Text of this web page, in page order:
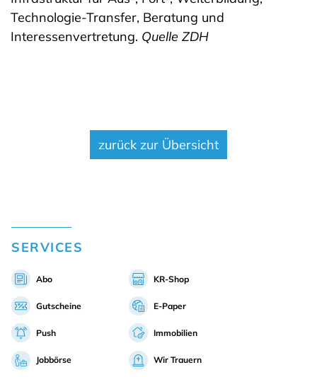
Technologie-Transfer, Beratung und
Interessenvertretung. Quelle ZDH
zurück zur Übersicht
SERVICES
Abo KR-Shop
Gutscheine E-Paper
Push Immobilien
Jobbörse Wir Trauern